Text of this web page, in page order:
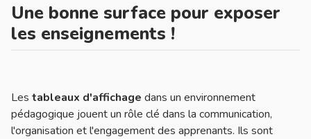
Une bonne surface pour exposer
les enseignements !
Les tableaux d'affichage dans un environnement
pédagogique jouent un rôle clé dans la communication,
l'organisation et l'engagement des apprenants. Ils sont